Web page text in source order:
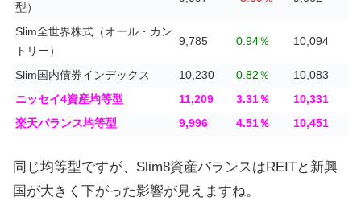
型）
Slim全世界株式（オール・カン
トリー）
9,785 0.94％ 10,094
Slim国内債券インデックス 10,230 0.82％
10,083
ニッセイ4資産均等型
11,209 3.31％
10,331
楽天バランス均等型
9,996 4.51％ 10,451
同じ均等型ですが、Slim8資産バランスはREITと新興
国が大きく下がった影響が見えますね。